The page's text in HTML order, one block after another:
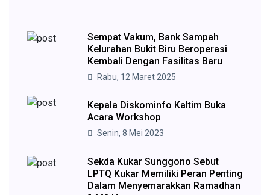
Sempat Vakum, Bank Sampah
Kelurahan Bukit Biru Beroperasi
Kembali Dengan Fasilitas Baru
Rabu, 12 Maret 2025
Kepala Diskominfo Kaltim Buka
Acara Workshop
Senin, 8 Mei 2023
Sekda Kukar Sunggono Sebut
LPTQ Kukar Memiliki Peran Penting
Dalam Menyemarakkan Ramadhan